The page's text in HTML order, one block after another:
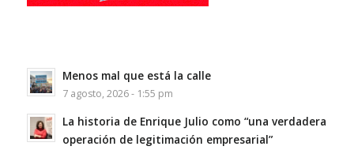
Menos mal que está la calle
7 agosto, 2026 - 1:55 pm
La historia de Enrique Julio como “una verdadera
operación de legitimación empresarial”